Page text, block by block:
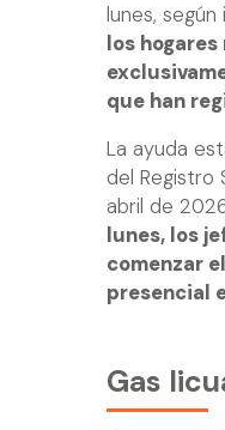
lunes,
los
que han
La ayuda
del Registro
abril de
lunes, los
comenzar
presencial
Gas